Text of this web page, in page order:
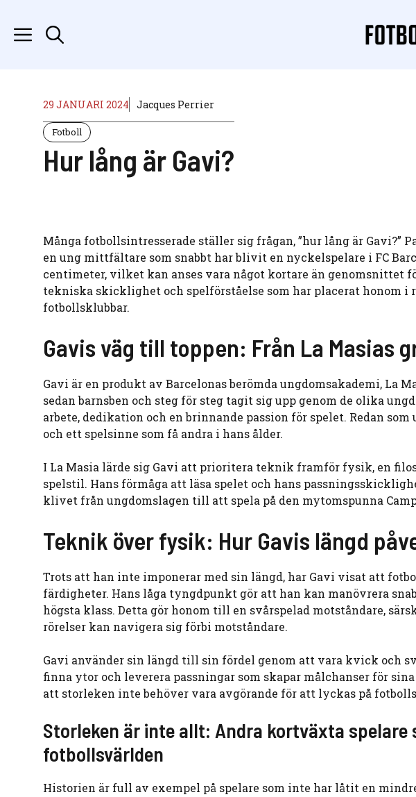
innehåll
29 JANUARI 2024 Jacques Perrier
Fotboll
Hur lång är Gavi?
Många fotbollsintresserade ställer sig frågan, ”hur lång är Gavi?”
en ung mittfältare som snabbt har blivit en nyckelspelare i FC
centimeter, vilket kan anses vara något kortare än genomsnittet
tekniska skicklighet och spelförståelse som har placerat honom i
fotbollsklubbar.
Gavis väg till toppen: Från La Masias
Gavi är en produkt av Barcelonas berömda ungdomsakademi, La
sedan barnsben och steg för steg tagit sig upp genom de olika
arbete, dedikation och en brinnande passion för spelet. Redan
och ett spelsinne som få andra i hans ålder.
I La Masia lärde sig Gavi att prioritera teknik framför fysik, en
spelstil. Hans förmåga att läsa spelet och hans
klivet från ungdomslagen till att spela på den mytomspunna
Teknik över fysik: Hur Gavis längd
Trots att han inte imponerar med sin längd, har Gavi visat att
färdigheter. Hans låga tyngdpunkt gör att han kan manövrera
högsta klass. Detta gör honom till en svårspelad motståndare,
rörelser kan navigera sig förbi motståndare.
Gavi använder sin längd till sin fördel genom att vara kvick och
finna ytor och leverera passningar som skapar målchanser för
att storleken inte behöver vara avgörande för att lyckas på
Storleken är inte allt: Andra kortväxta spelare
fotbollsvärlden
Historien är full av exempel på spelare som inte har låtit en